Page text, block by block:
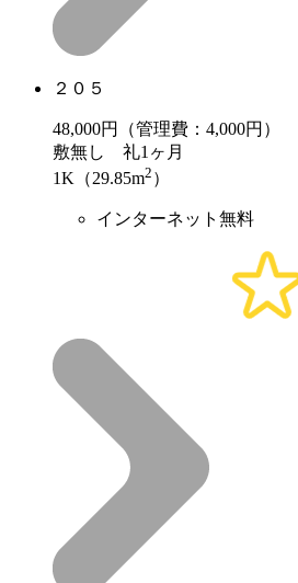
２０５
48,000円（管理費：4,000円）
敷無し 礼1ヶ月
1K（29.85m2 ）
インターネット無料